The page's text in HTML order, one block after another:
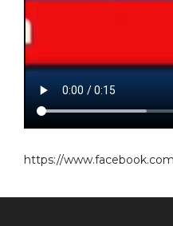
https://